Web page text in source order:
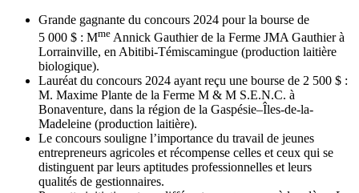
Grande gagnante du concours 2024 pour la bourse de
5 000 $ : Mme Annick Gauthier de la Ferme JMA Gauthier à
Lorrainville, en Abitibi-Témiscamingue (production laitière
biologique).
Lauréat du concours 2024 ayant reçu une bourse de 2 500 $ :
M. Maxime Plante de la Ferme M & M S.E.N.C. à
Bonaventure, dans la région de la Gaspésie–Îles-de-la-
Madeleine (production laitière).
Le concours souligne l’importance du travail de jeunes
entrepreneurs agricoles et récompense celles et ceux qui se
distinguent par leurs aptitudes professionnelles et leurs
qualités de gestionnaires.